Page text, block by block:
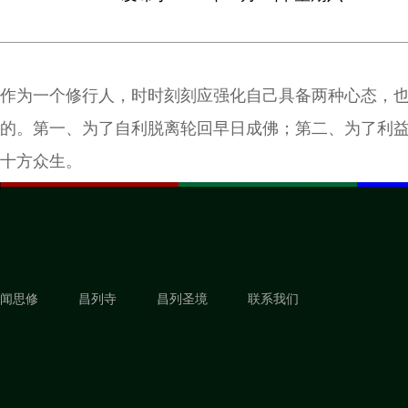
作为一个修行人，时时刻刻应强化自己具备两种心态，
的。第一、为了自利脱离轮回早日成佛；第二、为了利
十方众生。
闻思修 昌列寺 昌列圣境 联系我们